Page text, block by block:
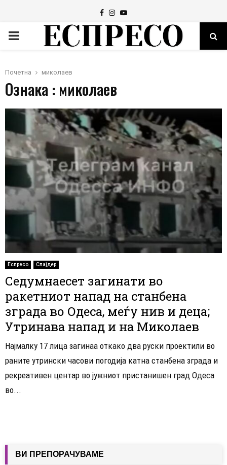
Facebook
Instagram
Youtube
PRIMARY
Почетна миколаев
Ознака : миколаев
Еспресо Слајдер
Седумнаесет загинати во
ракетниот напад на станбена
зграда во Одеса, меѓу нив и деца;
Утринава напад и на Миколаев
Најмалку 17 лица загинаа откако два руски проектили во
раните утрински часови погодија катна станбена зграда и
рекреативен центар во јужниот пристанишен град Одеса
во...
ВИ ПРЕПОРАЧУВАМЕ